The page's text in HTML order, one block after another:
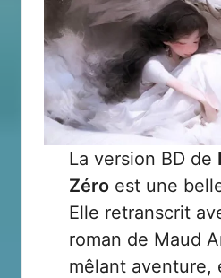
La version BD de
Zéro est une
Elle retranscrit
roman de Maud
mêlant aventure,